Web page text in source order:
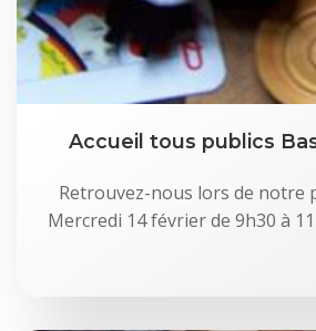
Accueil tous publics
Retrouvez-nous lors de notre
Mercredi 14 février de 9h30 à